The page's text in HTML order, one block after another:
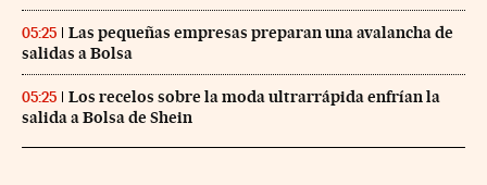
05:25
Las pequeñas empresas preparan una avalancha de
salidas a Bolsa
05:25
Los recelos sobre la moda ultrarrápida enfrían la
salida a Bolsa de Shein